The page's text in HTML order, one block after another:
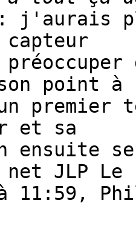
point à
premier
et sa
ensuite
JLP Le
à 11:59,